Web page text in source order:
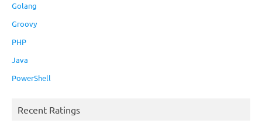
Golang
Groovy
PHP
Java
PowerShell
Recent Ratings